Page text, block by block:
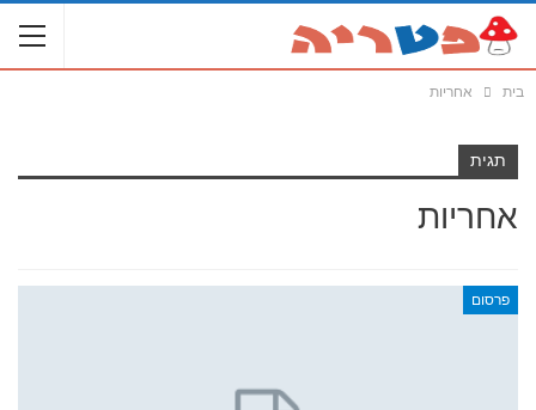
בית אחריות
תגית
אחריות
פרסום